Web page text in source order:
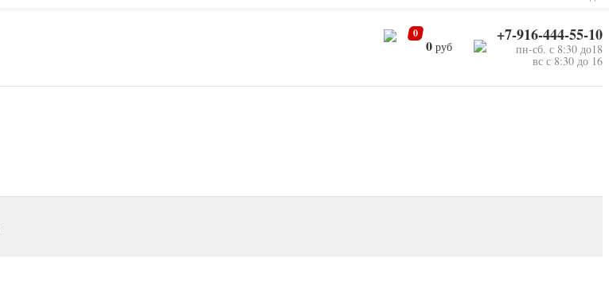
0
0 руб
+7-916-444-55-10
пн-сб. с 8:30 до18
вс с 8:30 до 16